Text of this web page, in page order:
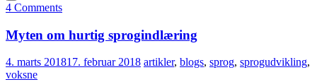
4 Comments
Myten om hurtig sprogindlæring
4. marts 201817. februar 2018 artikler, blogs, sprog, sprogudvikling,
voksne